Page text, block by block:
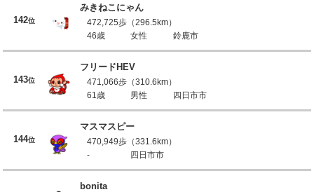
142位
みきねこにゃん
472,725歩（296.5km）
46歳
女性 鈴鹿市
143位
フリードHEV
471,066歩（310.6km）
61歳
男性 四日市市
144位
マスマスピー
470,949歩（331.6km）
-
四日市市
bonita